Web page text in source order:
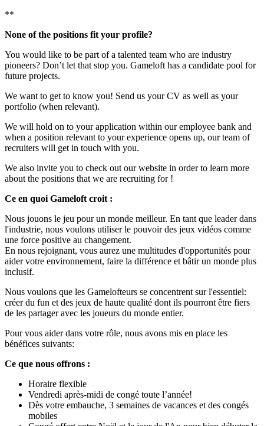
**
None of the positions fit your profile?
You would like to be part of a talented team who are industry
pioneers? Don’t let that stop you. Gameloft has a candidate pool for
future projects.
We want to get to know you! Send us your CV as well as your
portfolio (when relevant).
We will hold on to your application within our employee bank and
when a position relevant to your experience opens up, our team of
recruiters will get in touch with you.
We also invite you to check out our website in order to learn more
about the positions that we are recruiting for !
Ce en quoi Gameloft croit :
Nous jouons le jeu pour un monde meilleur. En tant que leader dans
l'industrie, nous voulons utiliser le pouvoir des jeux vidéos comme
une force positive au changement.
En nous rejoignant, vous aurez une multitudes d'opportunités pour
aider votre environnement, faire la différence et bâtir un monde plus
inclusif.
Nous voulons que les Gamelofteurs se concentrent sur l'essentiel:
créer du fun et des jeux de haute qualité dont ils pourront être fiers
de les partager avec les joueurs du monde entier.
Pour vous aider dans votre rôle, nous avons mis en place les
bénéfices suivants:
Ce que nous offrons :
Horaire flexible
Vendredi après-midi de congé toute l’année!
Dès votre embauche, 3 semaines de vacances et des congés
mobiles